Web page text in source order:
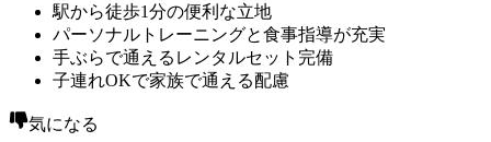
駅から徒歩1分の便利な立地
パーソナルトレーニングと食事指導が充実
手ぶらで通えるレンタルセット完備
子連れOKで家族で通える配慮
気になる